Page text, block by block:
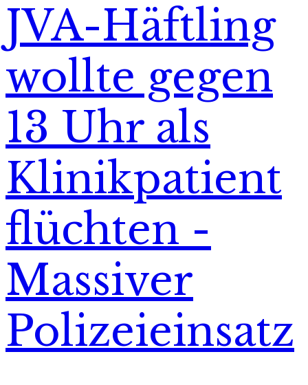
JVA-Häftling
wollte gegen
13 Uhr als
Klinikpatient
flüchten -
Massiver
Polizeieinsatz